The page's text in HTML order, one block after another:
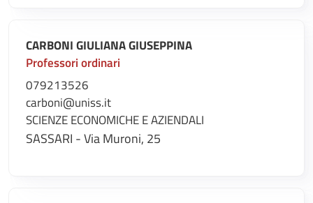
CARBONI GIULIANA GIUSEPPINA
Professori ordinari
079213526
carboni@uniss.it
SCIENZE ECONOMICHE E AZIENDALI
SASSARI - Via Muroni, 25